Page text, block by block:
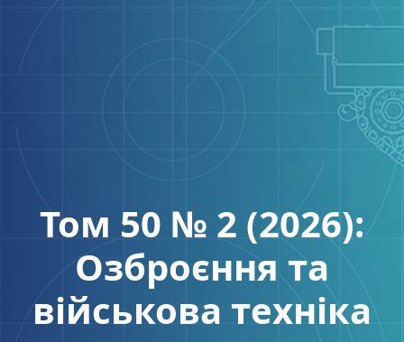
Том 50 № 2 (2026):
Озброєння та
військова техніка